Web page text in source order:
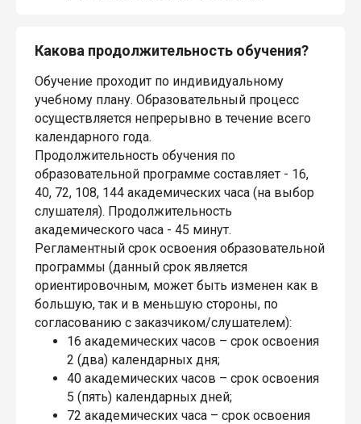
Какова продолжительность обучения?
Обучение проходит по индивидуальному
учебному плану. Образовательный процесс
осуществляется непрерывно в течение всего
календарного года.
Продолжительность обучения по
образовательной программе составляет - 16,
40, 72, 108, 144 академических часа (на выбор
слушателя). Продолжительность
академического часа - 45 минут.
Регламентный срок освоения образовательной
программы (данный срок является
ориентировочным, может быть изменен как в
большую, так и в меньшую стороны, по
согласованию с заказчиком/слушателем):
16 академических часов – срок освоения
2 (два) календарных дня;
40 академических часов – срок освоения
5 (пять) календарных дней;
72 академических часа – срок освоения